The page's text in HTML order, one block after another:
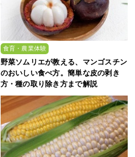
食育・農業体験
野菜ソムリエが教える、マンゴスチン
のおいしい食べ方。簡単な皮の剥き
方・種の取り除き方まで解説